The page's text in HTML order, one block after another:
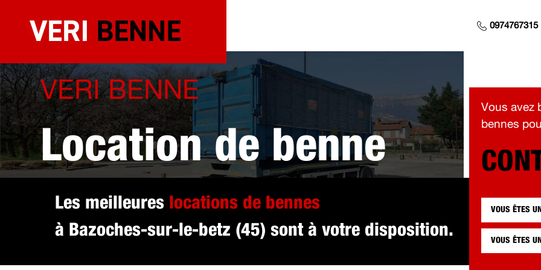
contenu
0974767315
VERI BENNE
Location de benne
sélectionné pour vous à
le-betz (45)
Les meilleures locations de bennes
à Bazoches-sur-le-betz (45) sont à votre disposition.
Vous avez
bennes
VOUS ÊTES UN
VOUS ÊTES UN